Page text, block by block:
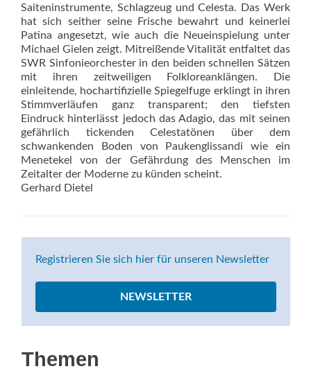
Saiteninstrumente, Schlagzeug und Celesta. Das Werk
hat sich seither seine Frische bewahrt und keinerlei
Patina angesetzt, wie auch die Neueinspielung unter
Michael Gielen zeigt. Mitreißende Vitalität entfaltet das
SWR Sinfonieorchester in den beiden schnellen Sätzen
mit ihren zeitweiligen Folkloreanklängen. Die
einleitende, hochartifizielle Spiegelfuge erklingt in ihren
Stimmverläufen ganz transparent; den tiefsten
Eindruck hinterlässt jedoch das Adagio, das mit seinen
gefährlich tickenden Celestatönen über dem
schwankenden Boden von Paukenglissandi wie ein
Menetekel von der Gefährdung des Menschen im
Zeitalter der Moderne zu künden scheint.
Gerhard Dietel
Registrieren Sie sich hier für unseren Newsletter
NEWSLETTER
Themen